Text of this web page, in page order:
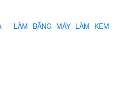
- LÀM BẰNG MÁY LÀM KEM